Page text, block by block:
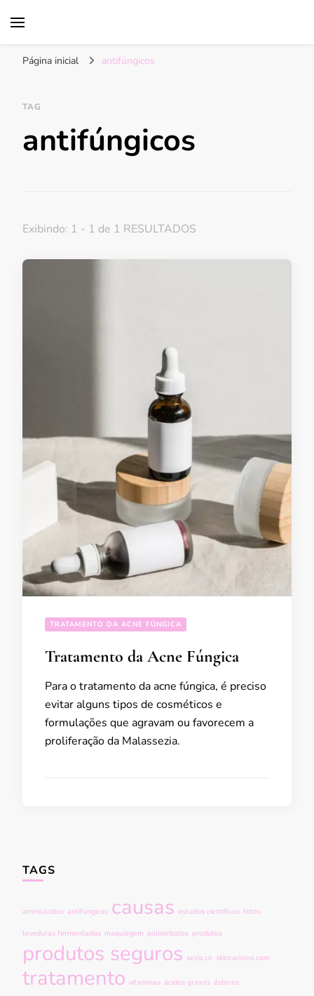
Página inicial antifúngicos
TAG
antifúngicos
Exibindo: 1 - 1 de 1 RESULTADOS
TRATAMENTO DA ACNE FÚNGICA
Tratamento da Acne Fúngica
Para o tratamento da acne fúngica, é preciso
evitar alguns tipos de cosméticos e
formulações que agravam ou favorecem a
proliferação da Malassezia.
TAGS
amnioácidos antifúngicos causas estudos científicos fotos
leveduras fermentadas maquiagem polisorbatos produtos
produtos seguros sezia.co skincarisma.com
tratamento vitaminas ácidos graxos ésteres